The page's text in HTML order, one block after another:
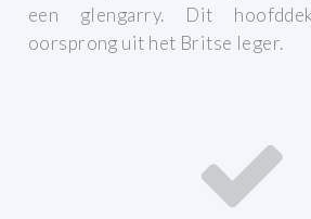
een glengarry. Dit
oorsprong uit het Britse leger.